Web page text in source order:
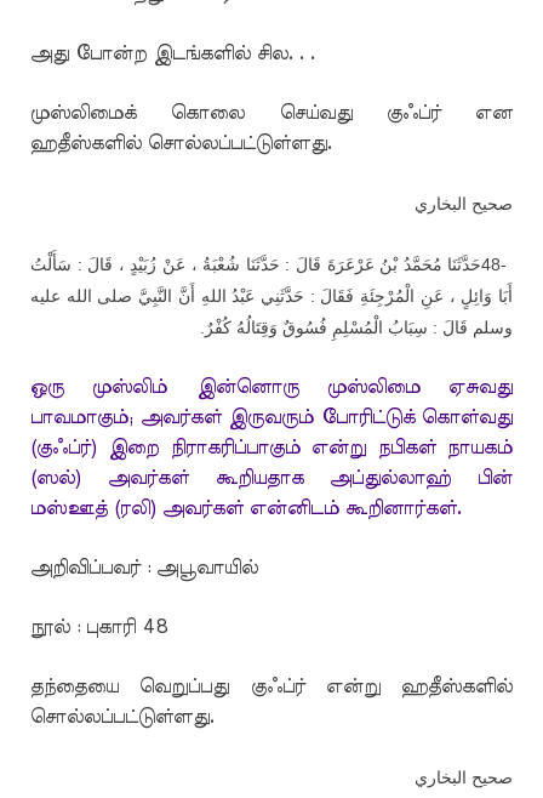
அது போன்ற இடங்களில் சில. . .
முஸ்லிமைக் கொலை செய்வது குஃப்ர் என
ஹதீஸ்களில் சொல்லப்பட்டுள்ளது.
صحيح البخاري
48-حَدَّثَنَا مُحَمَّدُ بْنُ عَرْعَرَةَ قَالَ : حَدَّثَنَا شُعْبَةُ ، عَنْ زُبَيْدٍ ، قَالَ : سَأَلْتُ
أَبَا وَائِلٍ ، عَنِ الْمُرْجِئَةِ فَقَالَ : حَدَّثَنِي عَبْدُ اللهِ أَنَّ النَّبِيَّ صلى الله عليه
وسلم قَالَ : سِبَابُ الْمُسْلِمِ فُسُوقٌ وَقِتَالُهُ كُفْرٌ
ஒரு முஸ்லிம் இன்னொரு முஸ்லிமை ஏசுவது
பாவமாகும்; அவர்கள் இருவரும் போரிட்டுக் கொள்வது
(குஃப்ர்) இறை நிராகரிப்பாகும் என்று நபிகள் நாயகம்
(ஸல்) அவர்கள் கூறியதாக அப்துல்லாஹ் பின்
மஸ்ஊத் (ரலி) அவர்கள் என்னிடம் கூறினார்கள்.
அறிவிப்பவர் : அபூவாயில்
நூல் : புகாரி 48
தந்தையை வெறுப்பது குஃப்ர் என்று ஹதீஸ்களில்
சொல்லப்பட்டுள்ளது.
صحيح البخاري